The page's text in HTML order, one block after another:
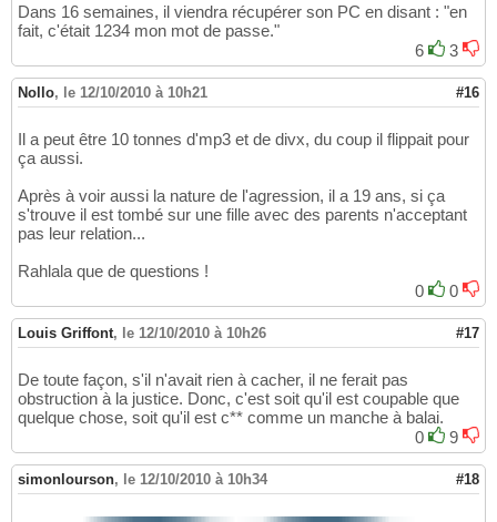
Dans 16 semaines, il viendra récupérer son PC en disant : "en
fait, c'était 1234 mon mot de passe."
6
3
Nollo, le 12/10/2010 à 10h21 #16
Il a peut être 10 tonnes d'mp3 et de divx, du coup il flippait pour
ça aussi.
Après à voir aussi la nature de l'agression, il a 19 ans, si ça
s'trouve il est tombé sur une fille avec des parents n'acceptant
pas leur relation...
Rahlala que de questions !
0
0
Louis Griffont, le 12/10/2010 à 10h26 #17
De toute façon, s'il n'avait rien à cacher, il ne ferait pas
obstruction à la justice. Donc, c'est soit qu'il est coupable que
quelque chose, soit qu'il est c** comme un manche à balai.
0
9
simonlourson, le 12/10/2010 à 10h34 #18